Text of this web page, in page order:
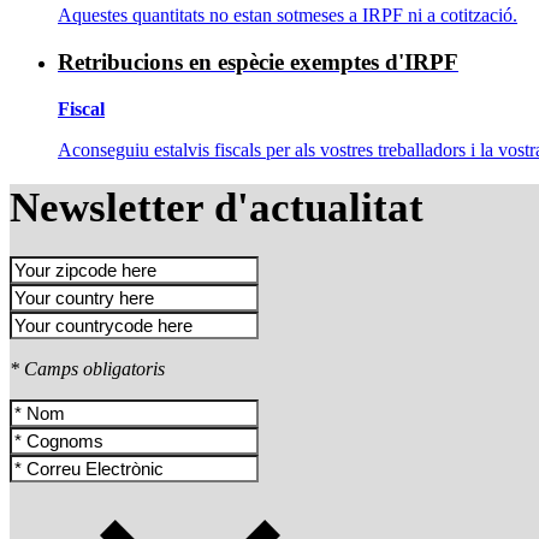
Aquestes quantitats no estan sotmeses a IRPF ni a cotització.
Retribucions en espècie exemptes d'IRPF
Fiscal
Aconseguiu estalvis fiscals per als vostres treballadors i la
Newsletter d'actualitat
* Camps obligatoris